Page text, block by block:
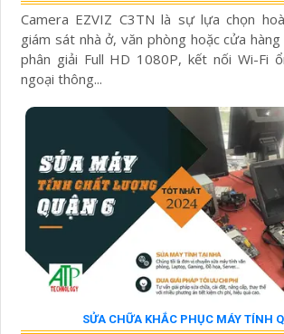
Camera EZVIZ C3TN là sự lựa chọn
giám sát nhà ở, văn phòng hoặc cửa
phân giải Full HD 1080P, kết nối Wi-Fi
ngoại thông...
SỬA CHỮA KHẮC PHỤC MÁY TÍNH